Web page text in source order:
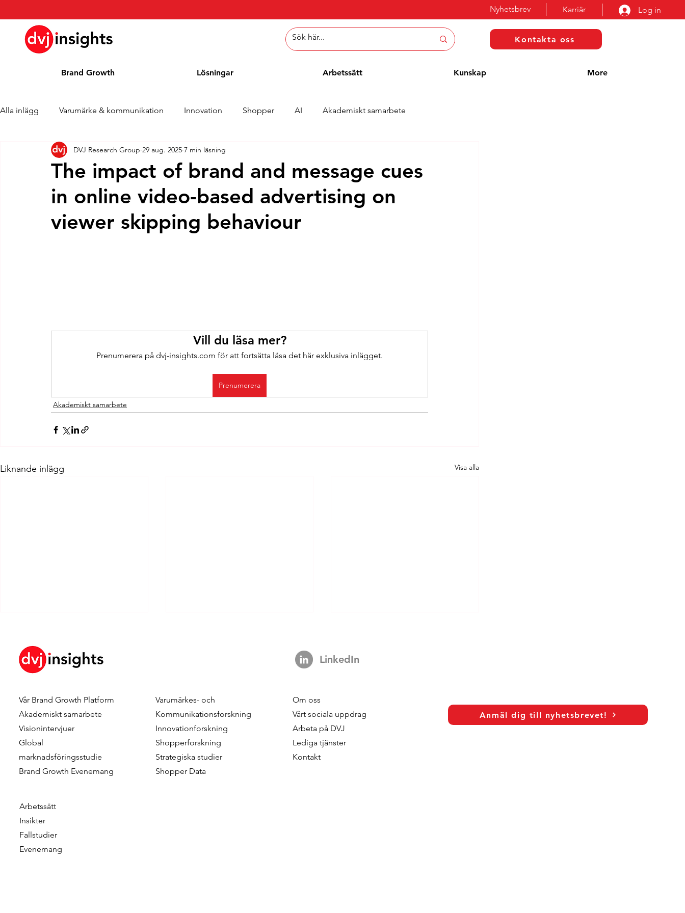
Karriär Log in
Nyhetsbrev
Kontakta oss
Brand Growth Lösningar Arbetssätt Kunskap More
Alla inlägg Varumärke & kommunikation Innovation Shopper AI Akademiskt samarbete
Brand Growth Intervju Pressmeddelande Nyheter
Kolumn Blogg Utmärkelser
The impact of brand and message cues
in online video-based advertising on
viewer skipping behaviour
DVJ Research Group 29 aug. 2025 7 min läsning
Vill du läsa mer?
Prenumerera på dvj-insights.com för att fortsätta läsa det här exklusiva inlägget.
Prenumerera
Akademiskt samarbete
Liknande inlägg Visa alla
Beyond the Package: How
Visual and Verbal Design
Cues Drive Consumer
Evaluation Through Early
Perceptual Mechanisms
When Do Consumers
Choose Greener Groceries?
The role of situational
factors
From Exposure to Intention:
How Generations Differ in
Advertising
Vår Brand Growth Platform
Akademiskt samarbete
Visionintervjuer
Global
marknadsföringsstudie
Brand Growth Evenemang
Arbetssätt
Insikter
Fallstudier
Evenemang
Varumärkes- och
Kommunikationsforskning
Innovationforskning
Shopperforskning
Strategiska studier
Shopper Data
LinkedIn
Om oss
Vårt sociala uppdrag
Arbeta på DVJ
Lediga tjänster
Kontakt
Anmäl dig till nyhetsbrevet!